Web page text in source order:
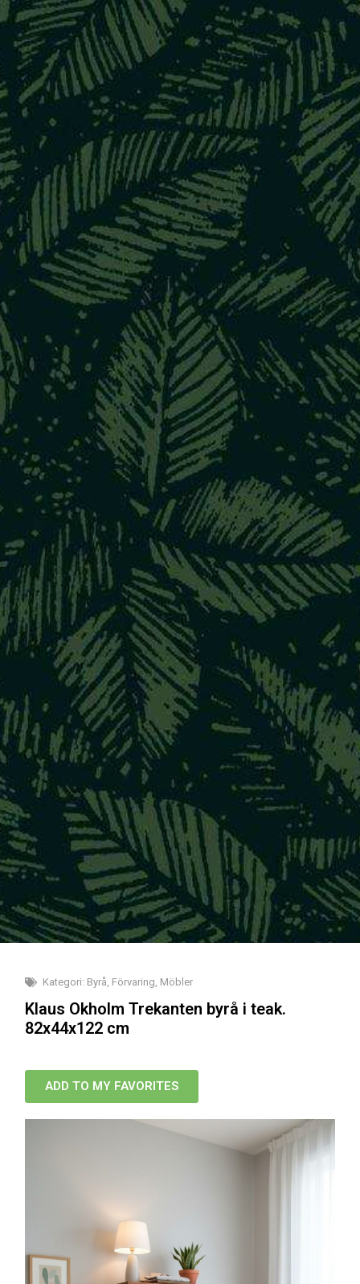
Kategori: Byrå, Förvaring, Möbler
Klaus Okholm Trekanten byrå i teak.
82x44x122 cm
ADD TO MY FAVORITES